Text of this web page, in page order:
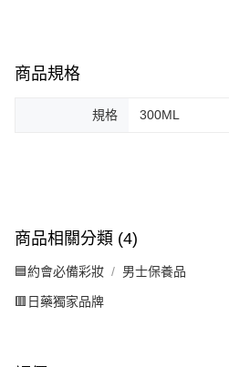
商品規格
規格 300ML
商品相關分類 (4)
🟦約會必備彩妝 男士保養品
🟥日藥獨家品牌